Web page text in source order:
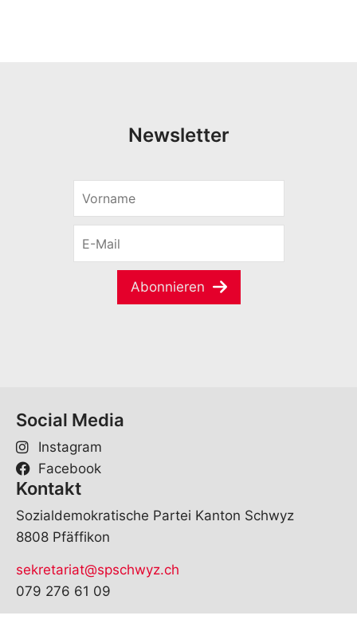
Newsletter
r
m
M
Abonnieren
Social Media
Instagram
Facebook
Kontakt
Sozialdemokratische Partei Kanton Schwyz
8808 Pfäffikon
sekretariat@spschwyz.ch
079 276 61 09